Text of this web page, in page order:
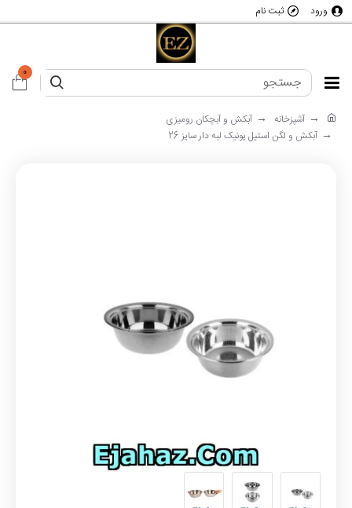
ورود ثبت نام
0
آشپزخانه
آبکش و آبچکان رومیزی
آبکش و لگن استیل یونیک لبه دار سایز 26